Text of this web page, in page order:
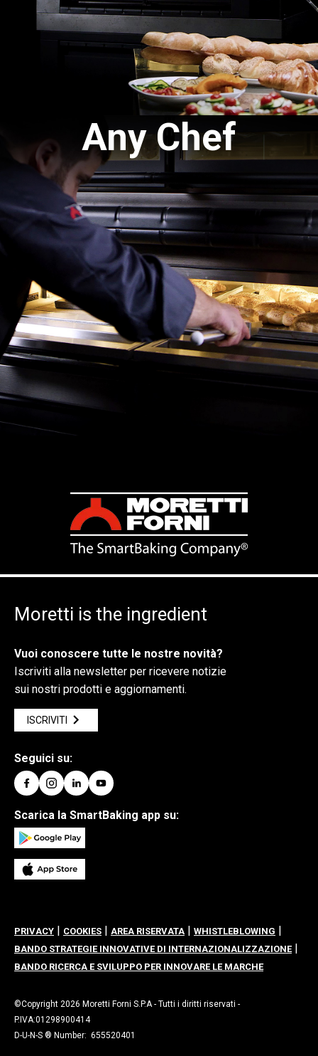
Any Chef
Moretti is the ingredient
Vuoi conoscere tutte le nostre novità?
Iscriviti alla newsletter per ricevere notizie
sui nostri prodotti e aggiornamenti.
ISCRIVITI
Seguici su:
Scarica la SmartBaking app su:
PRIVACY | COOKIES | AREA RISERVATA | WHISTLEBLOWING |
BANDO STRATEGIE INNOVATIVE DI INTERNAZIONALIZZAZIONE |
BANDO RICERCA E SVILUPPO PER INNOVARE LE MARCHE
©Copyright 2026 Moretti Forni S.P.A - Tutti i diritti riservati -
P.IVA:01298900414
D-U-N-S ® Number: 655520401